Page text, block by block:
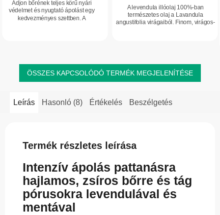
Adjon bőrének teljes körű nyári
védelmet és nyugtató ápolást egy
kedvezményes szettben. A
A levendula illóolaj 100%-ban
természetes olaj a Lavandula
angustifolia virágaiból. Finom, virágos-
ÖSSZES KAPCSOLÓDÓ TERMÉK MEGJELENÍTÉSE
Leírás Hasonló (8) Értékelés Beszélgetés
Termék részletes leírása
Intenzív ápolás pattanásra
hajlamos, zsíros bőrre és tág
pórusokra levendulával és
mentával